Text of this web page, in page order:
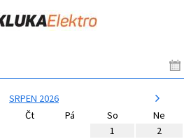
SRPEN 2026
Čt Pá So
Ne
1
2